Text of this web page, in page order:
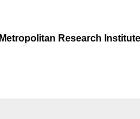
Metropolitan Research